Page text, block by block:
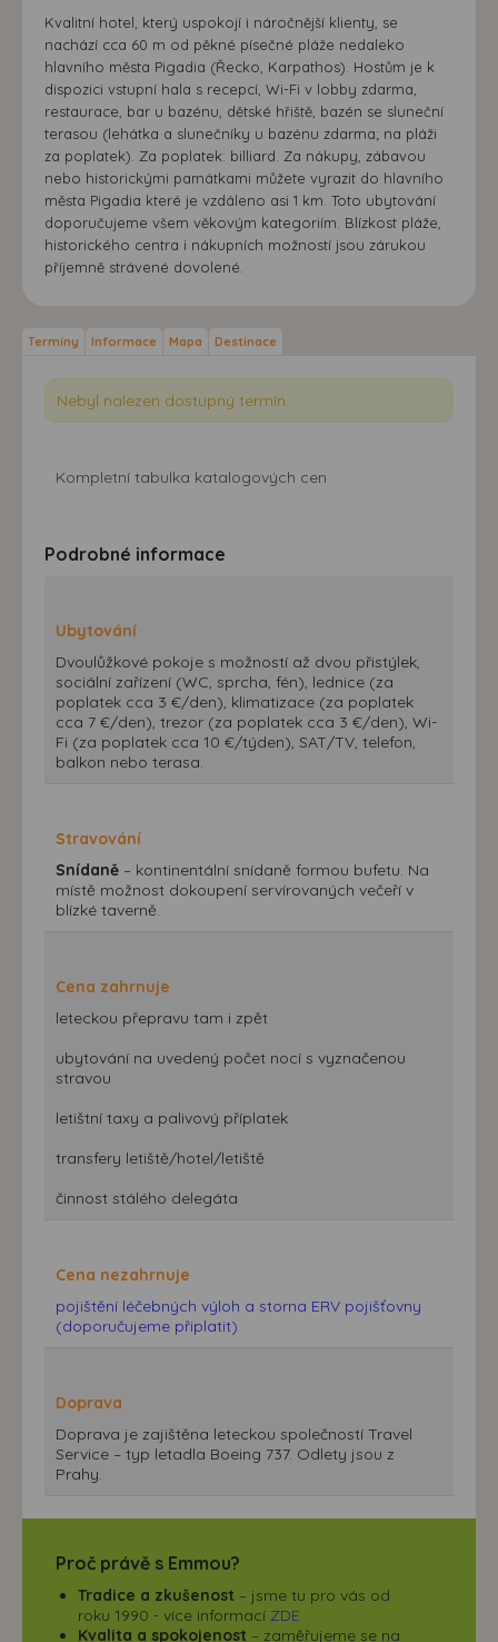
Kvalitní hotel, který uspokojí i náročnější klienty, se
nachází cca 60 m od pěkné písečné pláže nedaleko
hlavního města Pigadia (Řecko, Karpathos). Hostům je k
dispozici vstupní hala s recepcí, Wi-Fi v lobby zdarma,
restaurace, bar u bazénu, dětské hřiště, bazén se sluneční
terasou (lehátka a slunečníky u bazénu zdarma; na pláži
za poplatek). Za poplatek: billiard. Za nákupy, zábavou
nebo historickými památkami můžete vyrazit do hlavního
města Pigadia které je vzdáleno asi 1 km. Toto ubytování
doporučujeme všem věkovým kategoriím. Blízkost pláže,
historického centra i nákupních možností jsou zárukou
příjemně strávené dovolené.
Termíny Informace Mapa Destinace
Nebyl nalezen dostupný termín.
Kompletní tabulka katalogových cen
Podrobné informace
Ubytování
Dvoulůžkové pokoje s možností až dvou přistýlek,
sociální zařízení (WC, sprcha, fén), lednice (za
poplatek cca 3 €/den), klimatizace (za poplatek
cca 7 €/den), trezor (za poplatek cca 3 €/den), Wi-
Fi (za poplatek cca 10 €/týden), SAT/TV, telefon,
balkon nebo terasa.
Stravování
Snídaně – kontinentální snídaně formou bufetu. Na
místě možnost dokoupení servírovaných večeří v
blízké taverně.
Cena zahrnuje
leteckou přepravu tam i zpět
ubytování na uvedený počet nocí s vyznačenou
stravou
letištní taxy a palivový příplatek
transfery letiště/hotel/letiště
činnost stálého delegáta
Cena nezahrnuje
pojištění léčebných výloh a storna ERV pojišťovny
(doporučujeme připlatit)
Doprava
Doprava je zajištěna leteckou společností Travel
Service – typ letadla Boeing 737. Odlety jsou z
Prahy.
Proč právě s Emmou?
Tradice a zkušenost – jsme tu pro vás od
roku 1990 - více informací ZDE
Kvalita a spokojenost – zaměřujeme se na